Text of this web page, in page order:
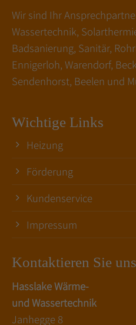
Wir sind Ihr
Wassertechnik,
Badsanierung, Sanitär,
Ennigerloh, Warendorf,
Sendenhorst, Beelen und
Wichtige Links
Heizung
Förderung
Kundenservice
Impressum
Kontaktieren Sie uns
Hasslake Wärme-
und Wassertechnik
Janhegge 8